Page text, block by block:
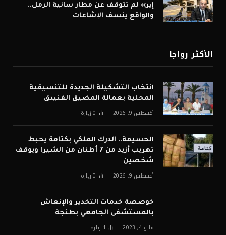
إير» لم تتوقف عن مطار سانية الرمل..
والواقع ينسف الإشاعات
الأكثر رواجا
انتخاب التشكيلة الجديدة للتنسيقية
المحلية بعمالة المضيق الفنيدق
أغسطس 9, 2026 0زيارة
الحسيمة.. الدرك الملكي بكتامة يحبط
تهريب أزيد من 7 أطنان من الشيرا ويوقف
شخصين
أغسطس 9, 2026 0زيارة
خوصصة خدمات التخدير والإنعاش
بالمستشفى الجامعي بطنجة
مايو 4, 2023 1 زيارة